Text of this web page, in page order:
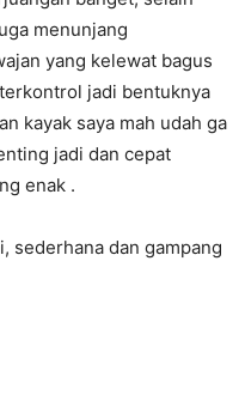
menunjang
yang kelewat bagus
jadi bentuknya
kayak saya mah udah ga
jadi dan cepat
enak .
sederhana dan gampang